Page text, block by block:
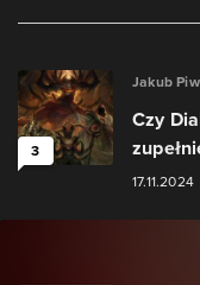
3
Jakub
Czy
17.11.2024